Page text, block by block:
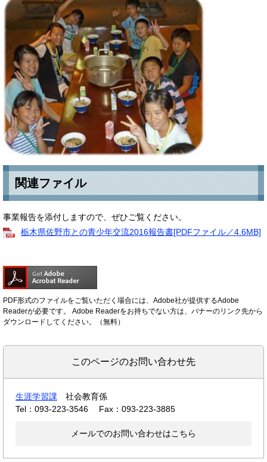
関連ファイル
事業報告を添付しますので、ぜひご覧ください。
栃木県佐野市との青少年交流2016報告書[PDFファイル／4.6MB]
PDF形式のファイルをご覧いただく場合には、Adobe社が提供するAdobe
Readerが必要です。
Adobe Readerをお持ちでない方は、バナーのリンク先から
ダウンロードしてください。（無料）
このページのお問い合わせ先
生涯学習課
社会教育係
Tel：093-223-3546
Fax：093-223-3885
メールでのお問い合わせはこちら